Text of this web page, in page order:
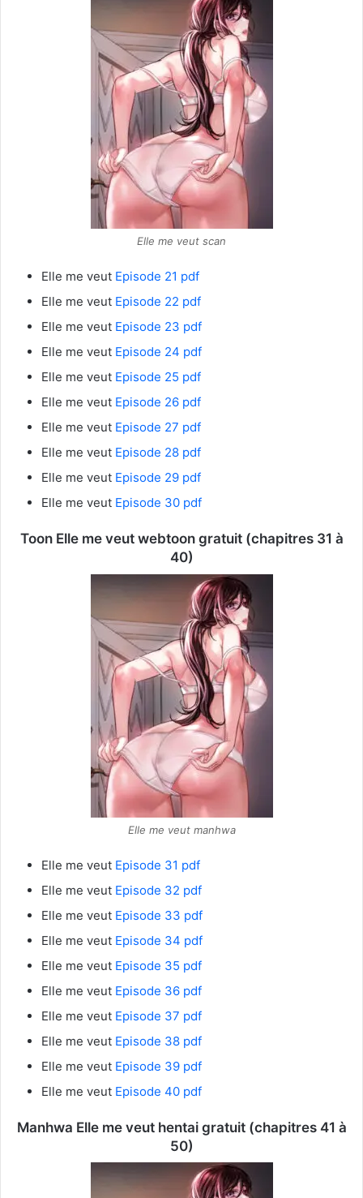
Elle me veut scan
Elle me veut Episode 21 pdf
Elle me veut Episode 22 pdf
Elle me veut Episode 23 pdf
Elle me veut Episode 24 pdf
Elle me veut Episode 25 pdf
Elle me veut Episode 26 pdf
Elle me veut Episode 27 pdf
Elle me veut Episode 28 pdf
Elle me veut Episode 29 pdf
Elle me veut Episode 30 pdf
Toon Elle me veut webtoon gratuit (chapitres 31 à
40)
Elle me veut manhwa
Elle me veut Episode 31 pdf
Elle me veut Episode 32 pdf
Elle me veut Episode 33 pdf
Elle me veut Episode 34 pdf
Elle me veut Episode 35 pdf
Elle me veut Episode 36 pdf
Elle me veut Episode 37 pdf
Elle me veut Episode 38 pdf
Elle me veut Episode 39 pdf
Elle me veut Episode 40 pdf
Manhwa Elle me veut hentai gratuit (chapitres 41 à
50)